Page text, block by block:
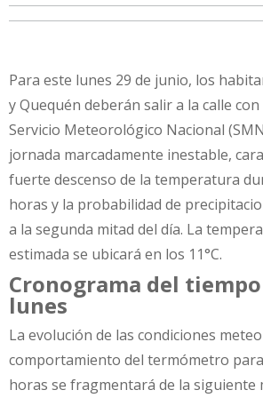
Para este lunes 29 de junio, los
y Quequén deberán salir a la calle
Servicio Meteorológico Nacional
jornada marcadamente inestable,
fuerte descenso de la temperatura
horas y la probabilidad de
a la segunda mitad del día. La
estimada se ubicará en los 11°C.
Cronograma del
lunes
La evolución de las condiciones
comportamiento del termómetro
horas se fragmentará de la siguiente